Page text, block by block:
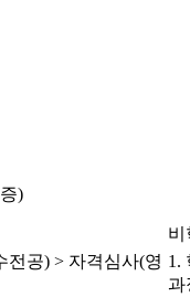
)
비
전공) > 자격심사(영 1.
과